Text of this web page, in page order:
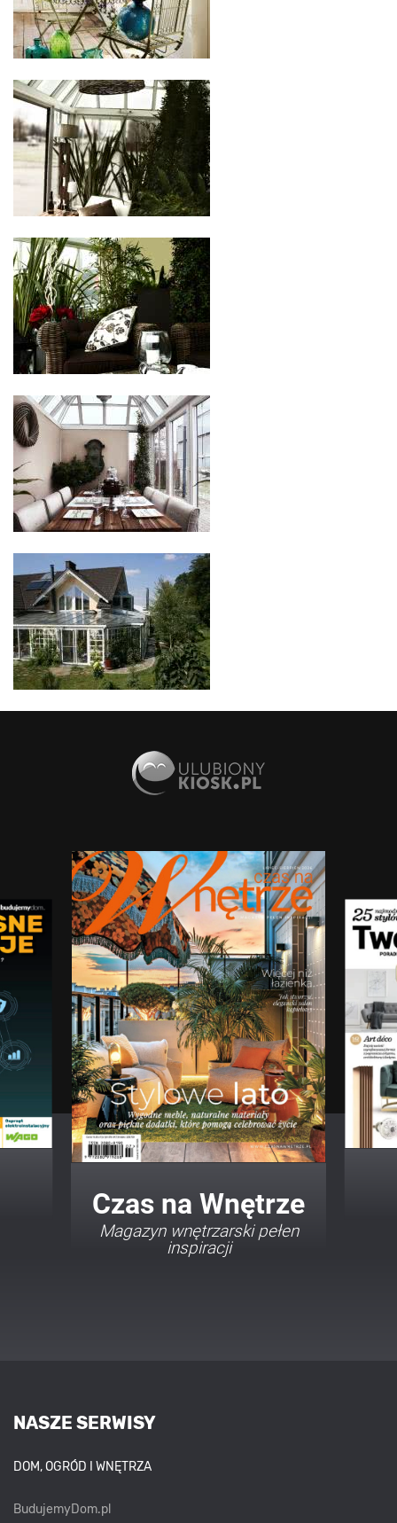
Twój Dom Twój Styl
Porady i inspiracje w
najmodniejszych stylach
NASZE SERWISY
DOM, OGRÓD I WNĘTRZA
BudujemyDom.pl